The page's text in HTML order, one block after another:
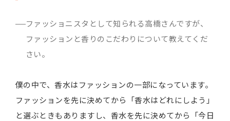
ファッショニスタとして知られる高橋さんですが、
ファッションと香りのこだわりについて教えてくだ
さい。
僕の中で、香水はファッションの一部になっています。
ファッションを先に決めてから「香水はどれにしよう」
と選ぶときもありますし、香水を先に決めてから「今日